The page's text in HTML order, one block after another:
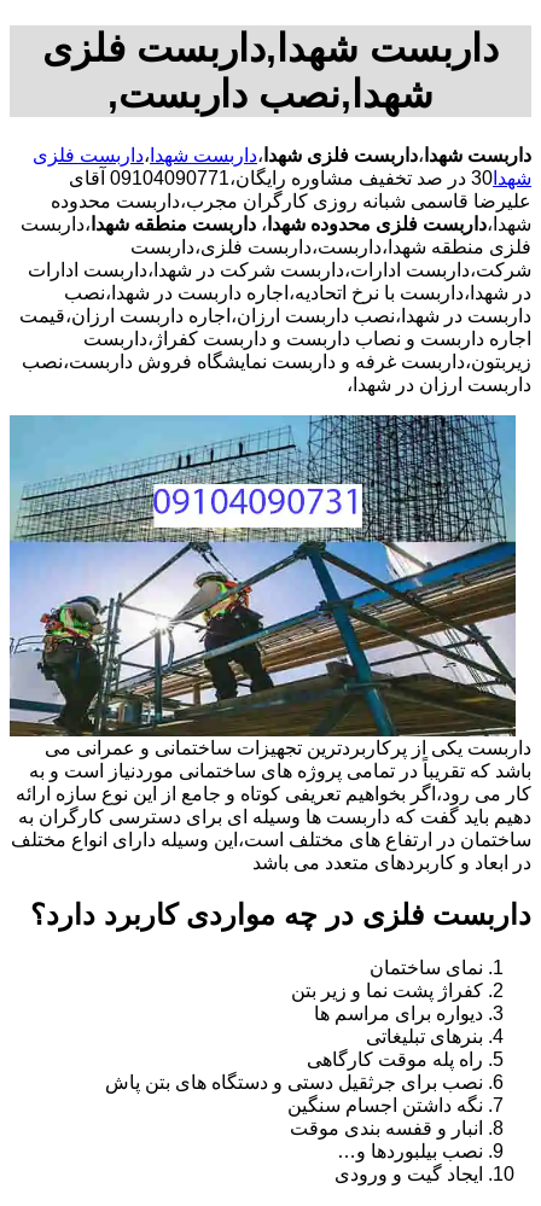
داربست شهدا,داربست فلزی
شهدا,نصب داربست,
داربست شهدا ،داربست فلزی شهدا ،داربست شهدا ،داربست فلزی
شهدا
30 در صد تخفیف مشاوره رایگان،09104090771 آقای
علیرضا قاسمی شبانه روزی کارگران مجرب،داربست محدوده
شهدا،داربست فلزی محدوده شهدا ، داربست منطقه شهدا ،داربست
فلزی منطقه شهدا،داربست،داربست فلزی،داربست
شرکت،داربست ادارات،داربست شرکت در شهدا،داربست ادارات
در شهدا،داربست با نرخ اتحادیه،اجاره داربست در شهدا،نصب
داربست در شهدا،نصب داربست ارزان،اجاره داربست ارزان،قیمت
اجاره داربست و نصاب داربست و داربست کفراژ،داربست
زیربتون،داربست غرفه و داربست نمایشگاه فروش داربست،نصب
داربست ارزان در شهدا،
داربست یکی از پرکاربردترین تجهیزات ساختمانی و عمرانی می
باشد که تقریباً در تمامی پروژه های ساختمانی موردنیاز است و به
کار می رود،اگر بخواهیم تعریفی کوتاه و جامع از این نوع سازه ارائه
دهیم باید گفت که داربست ها وسیله ای برای دسترسی کارگران به
ساختمان در ارتفاع های مختلف است،این وسیله دارای انواع مختلف
در ابعاد و کاربردهای متعدد می باشد
داربست فلزی در چه مواردی کاربرد دارد؟
نمای ساختمان
کفراژ پشت نما و زیر بتن
دیواره برای مراسم ها
بنرهای تبلیغاتی
راه پله موقت کارگاهی
نصب برای جرثقیل دستی و دستگاه های بتن پاش
نگه داشتن اجسام سنگین
انبار و قفسه بندی موقت
نصب بیلبوردها و…
ایجاد گیت و ورودی